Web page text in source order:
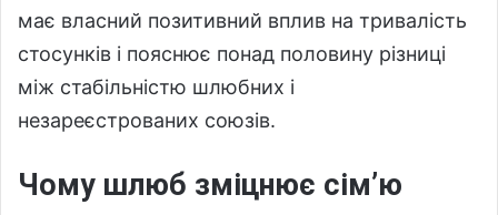
має власний позитивний вплив на тривалість
стосунків і пояснює понад половину різниці
між стабільністю шлюбних і
незареєстрованих союзів.
Чому шлюб зміцнює сім’ю